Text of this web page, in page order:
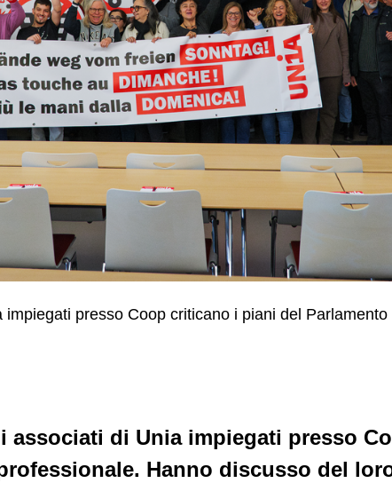
presso Coop criticano i piani del
associati di Unia impiegati presso
Hanno discusso del